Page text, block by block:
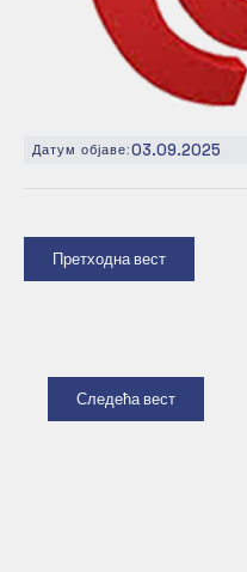
Датум објаве:03.09.2025
Претходна вест
Следећа вест